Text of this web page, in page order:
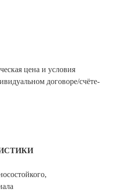
цена и условия
договоре/счёте-